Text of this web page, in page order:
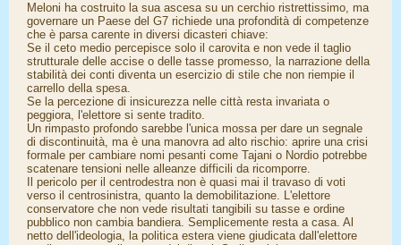
Meloni ha costruito la sua ascesa su un cerchio ristrettissimo, ma
governare un Paese del G7 richiede una profondità di competenze
che è parsa carente in diversi dicasteri chiave:
​Se il ceto medio percepisce solo il carovita e non vede il taglio
strutturale delle accise o delle tasse promesso, la narrazione della
stabilità dei conti diventa un esercizio di stile che non riempie il
carrello della spesa.
​Se la percezione di insicurezza nelle città resta invariata o
peggiora, l'elettore si sente tradito.
​Un rimpasto profondo sarebbe l'unica mossa per dare un segnale
di discontinuità, ma è una manovra ad alto rischio: aprire una crisi
formale per cambiare nomi pesanti come Tajani o Nordio potrebbe
scatenare tensioni nelle alleanze difficili da ricomporre.
​Il pericolo per il centrodestra non è quasi mai il travaso di voti
verso il centrosinistra, quanto la demobilitazione. L'elettore
conservatore che non vede risultati tangibili su tasse e ordine
pubblico non cambia bandiera. Semplicemente resta a casa. Al
netto dell'ideologia, la politica estera viene giudicata dall'elettore